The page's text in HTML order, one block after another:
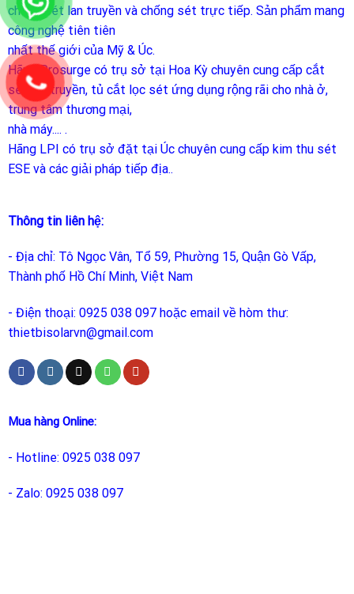
chống sét lan truyền và chống sét trực tiếp. Sản phẩm mang
công nghệ tiên tiên
nhất thế giới của Mỹ & Úc.
Hãng Prosurge có trụ sở tại Hoa Kỳ chuyên cung cấp cắt
sét lan truyền, tủ cắt lọc sét ứng dụng rộng rãi cho nhà ở,
trung tâm thương mại,
nhà máy.... .
Hãng LPI có trụ sở đặt tại Úc chuyên cung cấp kim thu sét
ESE và các giải pháp tiếp địa..
Thông tin liên hệ:
- Địa chỉ: Tô Ngọc Vân, Tổ 59, Phường 15, Quận Gò Vấp,
Thành phố Hồ Chí Minh, Việt Nam
- Điện thoại: 0925 038 097 hoặc email về hòm thư:
thietbisolarvn@gmail.com
Mua hàng Online:
- Hotline: 0925 038 097
- Zalo: 0925 038 097